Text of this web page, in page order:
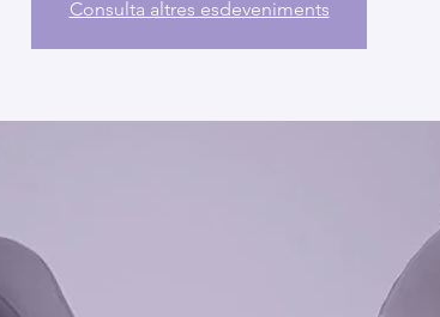
Consulta altres esdeveniments